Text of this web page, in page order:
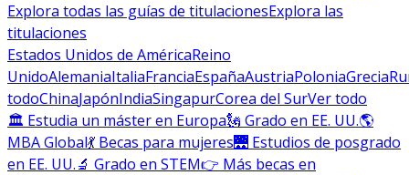
Explora todas las guías de titulacionesExplora las
titulaciones
Estados Unidos de AméricaReino
UnidoAlemaniaItaliaFranciaEspañaAustriaPoloniaGrecia
todoChinaJapónIndiaSingapurCorea del SurVer todo
🏛 Estudia un máster en Europa🗽 Grado en EE. UU.🌎
MBA Global💃 Becas para mujeres🌉 Estudios de posgrado
en EE. UU.🔬 Grado en STEM👉 Más becas en